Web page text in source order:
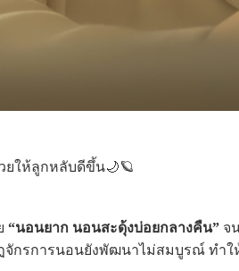
ยให้ลูกหลับดีขึ้น🌙🪐
“นอนยาก นอนสะดุ้งบ่อยกลางคืน” จ
จักรการนอนยังพัฒนาไม่สมบูรณ์ ทำ